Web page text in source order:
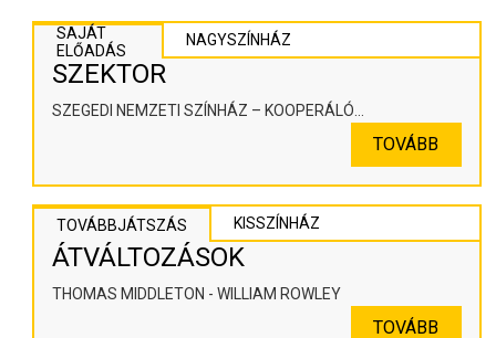
SAJÁT
ELŐADÁS
NAGYSZÍNHÁZ
SZEKTOR
SZEGEDI NEMZETI SZÍNHÁZ – KOOPERÁLÓ
TOVÁBB
TOVÁBBJÁTSZÁS KISSZÍNHÁZ
ÁTVÁLTOZÁSOK
THOMAS MIDDLETON - WILLIAM ROWLEY
TOVÁBB